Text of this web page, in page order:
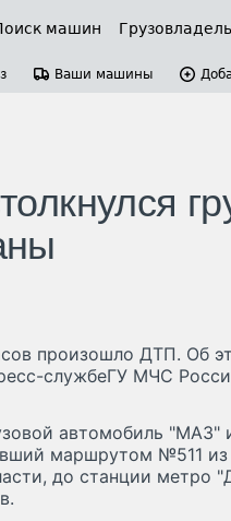
машин
Ваши машины
произошло ДТП. Об
службеГУ МЧС
автомобиль "МАЗ"
маршрутом №511 из
до станции метро